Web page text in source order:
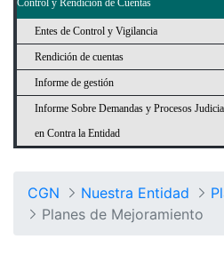
Control y Rendición de Cuentas
Entes de Control y Vigilancia
Rendición de cuentas
Informe de gestión
Informe Sobre Demandas y Procesos
en Contra la Entidad
CGN Nuestra Entidad
Planes de Mejoramiento